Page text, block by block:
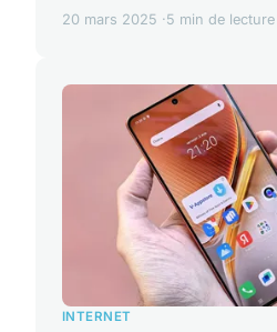
20 mars 2025 5 min de lecture
INTERNET